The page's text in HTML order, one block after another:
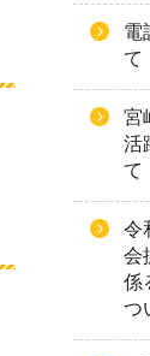
電
て
宮
活
て
令
会
係
つ